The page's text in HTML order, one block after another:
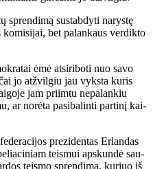
spren­di­mą su­stab­dy­ti na­rys­tę
bet pa­lan­kaus ver­dik­to
ėmė at­si­ri­bo­ti nuo sa­vo
jo at­žvil­giu jau vyks­ta ku­ris
jam pri­im­tu ne­pa­lan­kiu
ar no­rė­ta pa­si­ba­lin­ti par­ti­nį kai­
pre­zi­den­tas Er­lan­das
teis­mui ap­skun­dė sau­
teis­mo spren­di­mą, ku­riuo iš